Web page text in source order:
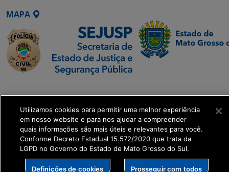
MAPA
Executiva de
Transformação Digital
get_footer();
Utilizamos cookies para permitir uma melhor experiência
em nosso website e para nos ajudar a compreender
quais informações são mais úteis e relevantes para você.
Conforme Decreto Estadual 15.572/2020 que trata da
LGPD no Governo do Estado de Mato Grosso do Sul.
Definições de cookies Prosseguir com todos